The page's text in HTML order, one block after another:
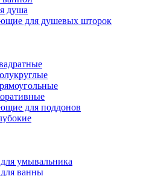
душа
для душевых шторок
для поддонов
умывальника
ванны